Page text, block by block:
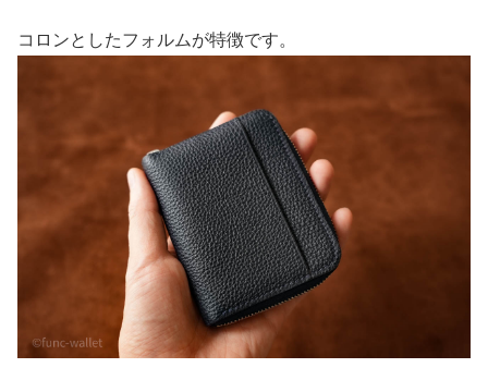
コロンとしたフォルムが特徴です。